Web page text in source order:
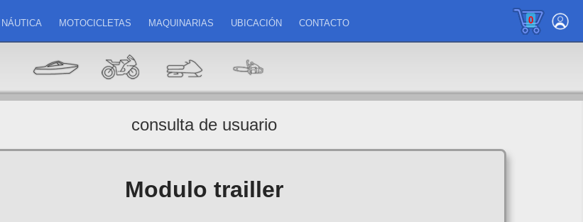
0
NÁUTICA MOTOCICLETAS MAQUINARIAS UBICACIÓN CONTACTO
consulta de usuario
Modulo trailler